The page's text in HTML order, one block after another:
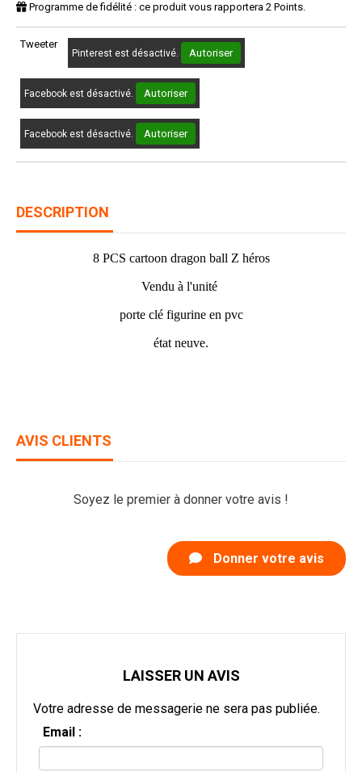
Programme de fidélité : ce produit vous rapportera 2 Points.
Tweeter
Pinterest est désactivé. Autoriser
Facebook est désactivé. Autoriser
Facebook est désactivé. Autoriser
DESCRIPTION
8 PCS cartoon dragon ball Z héros
Vendu à l'unité
porte clé figurine en pvc
état neuve.
AVIS CLIENTS
Soyez le premier à donner votre avis !
Donner votre avis
LAISSER UN AVIS
Votre adresse de messagerie ne sera pas publiée.
Email :